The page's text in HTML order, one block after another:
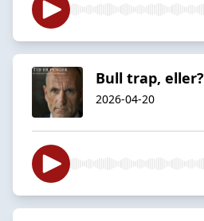
Bull trap, eller?
2026-04-20